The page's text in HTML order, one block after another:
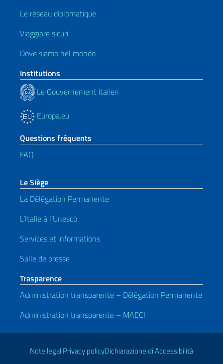
Le réseau diplomatique
Viaggiare sicuri
Dove siamo nel mondo
Institutions
Le Gouvernement italien
Europa.eu
Questions fréquents
FAQ
Le Siège
La Délégation Permanente
L’Italie à l’Unesco
Services et informations
Salle de presse
Trasparence
Administration transparente – Délégation Permanente
Administration transparente – MAECI
Liens utiles
Note legaliPrivacy policyDichiarazione di Accessibilità